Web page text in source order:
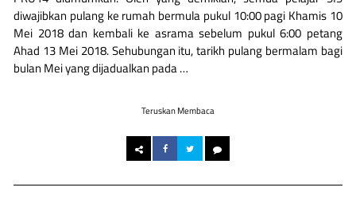
diwajibkan pulang ke rumah bermula pukul 10:00 pagi Khamis 10
Mei 2018 dan kembali ke asrama sebelum pukul 6:00 petang
Ahad 13 Mei 2018. Sehubungan itu, tarikh pulang bermalam bagi
bulan Mei yang dijadualkan pada …
Teruskan Membaca